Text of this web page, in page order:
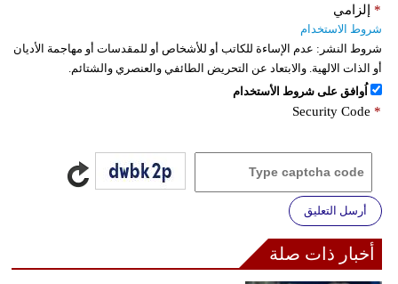
إلزامي *
شروط الاستخدام
شروط النشر: عدم الإساءة للكاتب أو للأشخاص أو للمقدسات أو مهاجمة الأديان
أو الذات الالهية. والابتعاد عن التحريض الطائفي والعنصري والشتائم.
اُوافق على شروط الأستخدام
Security Code *
أرسل التعليق
أخبار ذات صلة